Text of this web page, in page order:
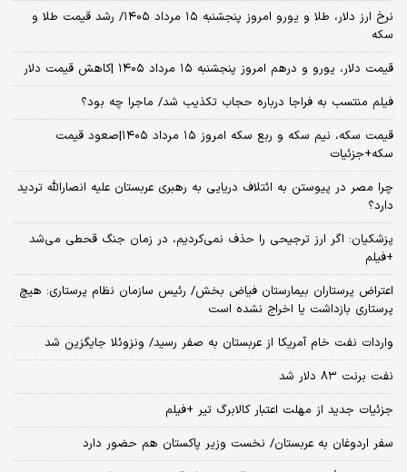
نرخ ارز دلار، طلا و یورو امروز پنجشنبه ۱۵ مرداد ۱۴۰۵/ رشد قیمت طلا و
سکه
قیمت دلار، یورو و درهم امروز پنجشنبه ۱۵ مرداد ۱۴۰۵ |کاهش قیمت دلار
فیلم منتسب به فراجا درباره حجاب تکذیب شد/ ماجرا چه بود؟
قیمت سکه، نیم سکه و ربع سکه امروز ۱۵ مرداد ۱۴۰۵|صعود قیمت
سکه+جزئیات
چرا مصر در پیوستن به ائتلاف دریایی به رهبری عربستان علیه انصارالله تردید
دارد؟
پزشکیان: اگر ارز ترجیحی را حذف نمی‌کردیم، در زمان جنگ قحطی می‌شد
+فیلم
اعتراض پرستاران بیمارستان فیاض بخش/ رئیس سازمان نظام پرستاری: هیچ
پرستاری بازداشت یا اخراج نشده است
واردات نفت خام آمریکا از عربستان به صفر رسید/ ونزوئلا جایگزین شد
نفت برنت ۸۳ دلار شد
جزئیات جدید از مهلت اعتبار کالابرگ تیر +فیلم
سفر اردوغان به عربستان/ نخست وزیر پاکستان هم حضور دارد